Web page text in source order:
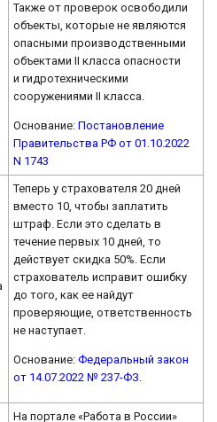
Также от проверок освободили
объекты, которые не являются
опасными производственными
объектами II класса опасности
и гидротехническими
сооружениями II класса.
Основание:Постановление
Правительства РФ от 01.10.2022
N 1743
Теперь у страхователя 20 дней
вместо 10, чтобы заплатить
штраф. Если это сделать в
течение первых 10 дней, то
действует скидка 50%. Если
страхователь исправит ошибку
до того, как ее найдут
проверяющие, ответственность
не наступает.
Основание:Федеральный закон
от 14.07.2022 № 237-ФЗ.
На портале «Работа в России»